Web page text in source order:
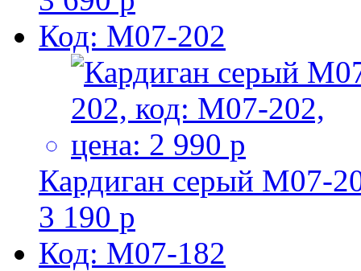
Код: M07-202
Кардиган серый M07-
3 190 р
Код: M07-182